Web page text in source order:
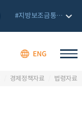
ENG
#지방보조금통합관리망
경제정책자료 법령자료